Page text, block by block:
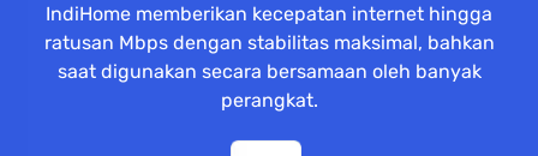
IndiHome memberikan kecepatan internet hingga
ratusan Mbps dengan stabilitas maksimal, bahkan
saat digunakan secara bersamaan oleh banyak
perangkat.